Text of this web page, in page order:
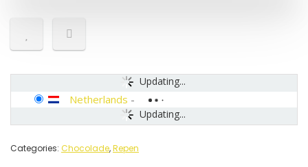
Updating...
Updating...
Netherlands -
Categories: Chocolade,Repen